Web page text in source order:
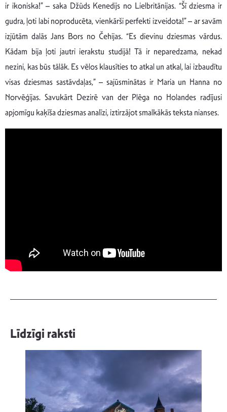
ir ikoniska!” – saka Džūds Kenedijs no Lielbritānijas. “Šī dziesma ir
gudra, ļoti labi noproducēta, vienkārši perfekti izveidota!” – ar savām
izjūtām dalās Jans Bors no Čehijas. “Es dievinu dziesmas vārdus.
Kādam bija ļoti jautri ierakstu studijā! Tā ir neparedzama, nekad
nezini, kas būs tālāk. Es vēlos klausīties to atkal un atkal, lai izbaudītu
visas dziesmas sastāvdaļas,” – sajūsminātas ir Maria un Hanna no
Norvēģijas. Savukārt Dezirē van der Plēga no Holandes radījusi
apjomīgu kaķīša dziesmas analīzi, iztirzājot smalkākās teksta nianses.
Līdzīgi raksti